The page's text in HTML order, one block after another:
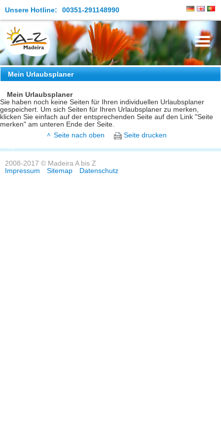
Unsere Hotline: 00351-291148990
Die Insel
Madeira Erleben
Aktuelles
Reiseangebote
Kontakt
Mein Urlaubsplaner
Mein Urlaubsplaner
Sie haben noch keine Seiten für Ihren individuellen Urlaubsplaner
gespeichert. Um sich Seiten für Ihren Urlaubsplaner zu merken,
klicken Sie einfach auf der entsprechenden Seite auf den Link "Seite
merken" am unteren Ende der Seite.
Seite nach oben
Seite drucken
2008-2017 © Madeira A bis Z
Impressum
Sitemap Datenschutz